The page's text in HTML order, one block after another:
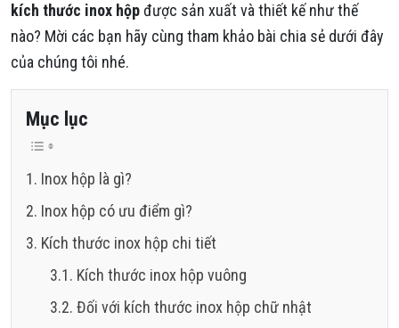
kích thước inox hộpđược sản xuất và thiết kế như thế
nào? Mời các bạn hãy cùng tham khảo bài chia sẻ dưới đây
của chúng tôi nhé.
Mục lục
Inox hộp là gì?
Inox hộp có ưu điểm gì?
Kích thước inox hộp chi tiết
Kích thước inox hộp vuông
Đối với kích thước inox hộp chữ nhật